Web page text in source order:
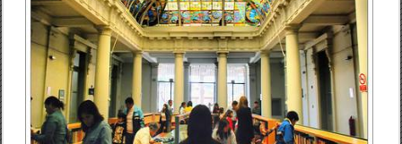
R
E
N
L
A
C
A
S
A
D